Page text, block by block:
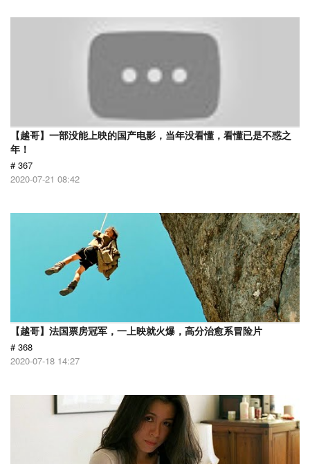
【越哥】一部没能上映的国产电影，当年没看懂，看懂已是不惑之
年！
# 367
2020-07-21 08:42
【越哥】法国票房冠军，一上映就火爆，高分治愈系冒险片
# 368
2020-07-18 14:27